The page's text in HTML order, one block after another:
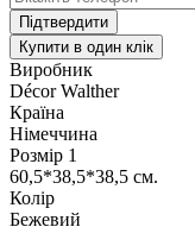
Підтвердити
Купити в один клік
Виробник
Décor Walther
Країна
Німеччина
Розмір 1
60,5*38,5*38,5 см.
Колір
Бежевий